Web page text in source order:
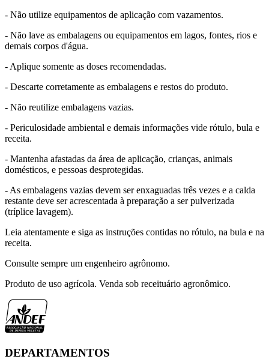
- Não utilize equipamentos de aplicação com vazamentos.
- Não lave as embalagens ou equipamentos em lagos, fontes, rios e
demais corpos d'água.
- Aplique somente as doses recomendadas.
- Descarte corretamente as embalagens e restos do produto.
- Não reutilize embalagens vazias.
- Periculosidade ambiental e demais informações vide rótulo, bula e
receita.
- Mantenha afastadas da área de aplicação, crianças, animais
domésticos, e pessoas desprotegidas.
- As embalagens vazias devem ser enxaguadas três vezes e a calda
restante deve ser acrescentada à preparação a ser pulverizada
(tríplice lavagem).
Leia atentamente e siga as instruções contidas no rótulo, na bula e na
receita.
Consulte sempre um engenheiro agrônomo.
Produto de uso agrícola. Venda sob receituário agronômico.
DEPARTAMENTOS